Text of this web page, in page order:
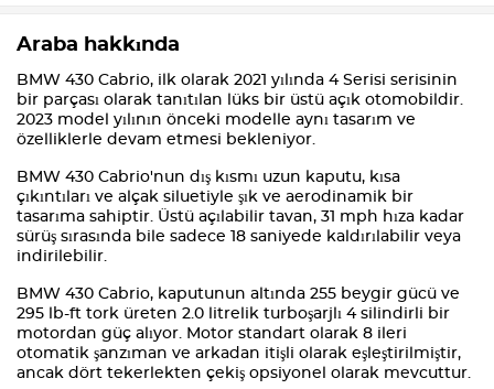
Araba hakkında
BMW 430 Cabrio, ilk olarak 2021 yılında 4 Serisi serisinin
bir parçası olarak tanıtılan lüks bir üstü açık otomobildir.
2023 model yılının önceki modelle aynı tasarım ve
özelliklerle devam etmesi bekleniyor.
BMW 430 Cabrio'nun dış kısmı uzun kaputu, kısa
çıkıntıları ve alçak siluetiyle şık ve aerodinamik bir
tasarıma sahiptir. Üstü açılabilir tavan, 31 mph hıza kadar
sürüş sırasında bile sadece 18 saniyede kaldırılabilir veya
indirilebilir.
BMW 430 Cabrio, kaputunun altında 255 beygir gücü ve
295 lb-ft tork üreten 2.0 litrelik turboşarjlı 4 silindirli bir
motordan güç alıyor. Motor standart olarak 8 ileri
otomatik şanzıman ve arkadan itişli olarak eşleştirilmiştir,
ancak dört tekerlekten çekiş opsiyonel olarak mevcuttur.